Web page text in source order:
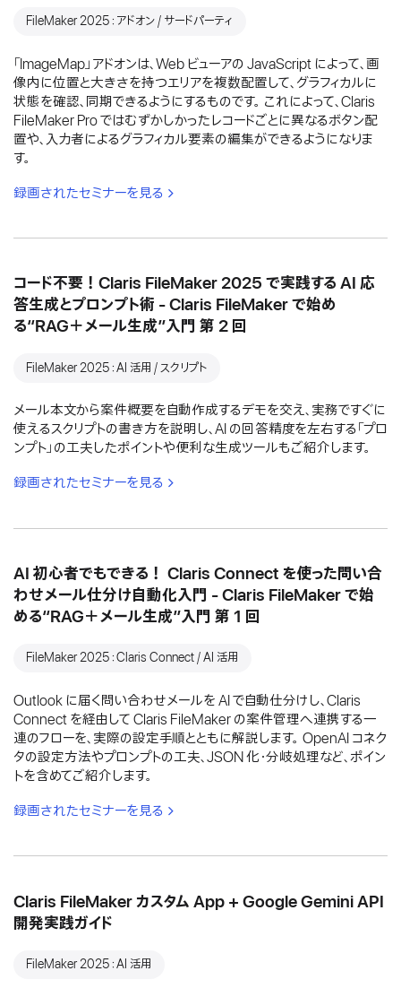
FileMaker 2025：アドオン / サードパーティ
「ImageMap」アドオンは、Web ビューアの JavaScript によって、画
像内に位置と大きさを持つエリアを複数配置して、グラフィカルに
状態を確認、同期できるようにするものです。 これによって、Claris
FileMaker Pro ではむずかしかったレコードごとに異なるボタン配
置や、入力者によるグラフィカル要素の編集ができるようになりま
す。
録画されたセミナーを見る
コード不要！Claris FileMaker 2025 で実践する AI 応
答生成とプロンプト術 - Claris FileMaker で始め
る“RAG＋メール生成”入門 第 2 回
FileMaker 2025：AI 活用 / スクリプト
メール本文から案件概要を自動作成するデモを交え、実務ですぐに
使えるスクリプトの書き方を説明し、AI の回答精度を左右する「プロ
ンプト」の工夫したポイントや便利な生成ツールもご紹介します。
録画されたセミナーを見る
AI 初心者でもできる！ Claris Connect を使った問い合
わせメール仕分け自動化入門 - Claris FileMaker で始
める“RAG＋メール生成”入門 第 1 回
FileMaker 2025：Claris Connect / AI 活用
Outlook に届く問い合わせメールを AI で自動仕分けし、Claris
Connect を経由して Claris FileMaker の案件管理へ連携する一
連のフローを、実際の設定手順とともに解説します。 OpenAI コネク
タの設定方法やプロンプトの工夫、JSON 化・分岐処理など、ポイン
トを含めてご紹介します。
録画されたセミナーを見る
Claris FileMaker カスタム App + Google Gemini API
開発実践ガイド
FileMaker 2025：AI 活用